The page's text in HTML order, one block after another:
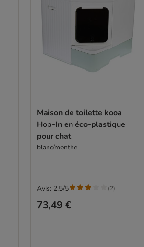
Maison de toilette kooa
Hop-In en éco-plastique
pour chat
blanc/menthe
73,49 €
Avis: 2.5/5 (2)